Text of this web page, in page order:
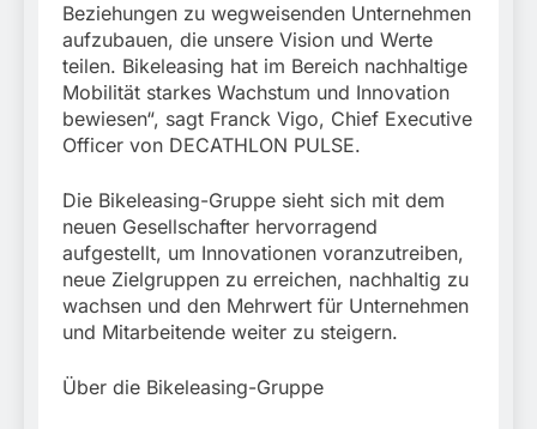
Beziehungen zu wegweisenden Unternehmen
aufzubauen, die unsere Vision und Werte
teilen. Bikeleasing hat im Bereich nachhaltige
Mobilität starkes Wachstum und Innovation
bewiesen“, sagt Franck Vigo, Chief Executive
Officer von DECATHLON PULSE.
Die Bikeleasing-Gruppe sieht sich mit dem
neuen Gesellschafter hervorragend
aufgestellt, um Innovationen voranzutreiben,
neue Zielgruppen zu erreichen, nachhaltig zu
wachsen und den Mehrwert für Unternehmen
und Mitarbeitende weiter zu steigern.
Über die Bikeleasing-Gruppe